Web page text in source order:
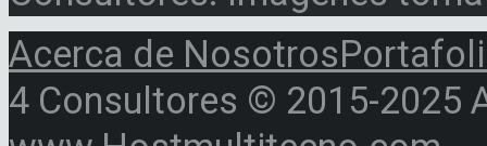
Acerca de Nosotros
4 Consultores © 2015-2025